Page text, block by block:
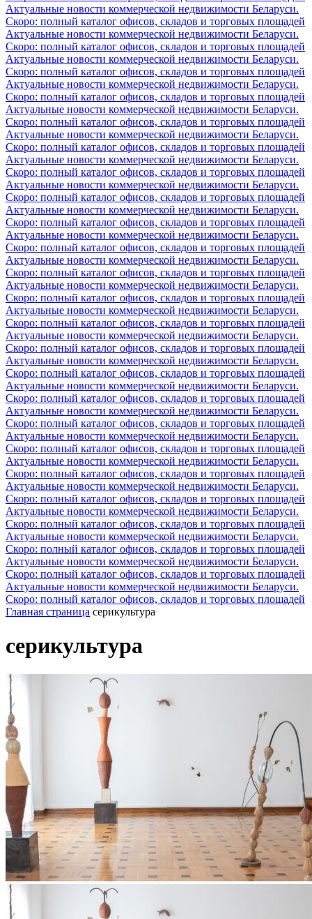
Актуальные новости коммерческой недвижимости Беларуси.
Скоро: полный каталог офисов, складов и торговых площадей
Актуальные новости коммерческой недвижимости Беларуси.
Скоро: полный каталог офисов, складов и торговых площадей
Актуальные новости коммерческой недвижимости Беларуси.
Скоро: полный каталог офисов, складов и торговых площадей
Актуальные новости коммерческой недвижимости Беларуси.
Скоро: полный каталог офисов, складов и торговых площадей
Актуальные новости коммерческой недвижимости Беларуси.
Скоро: полный каталог офисов, складов и торговых площадей
Актуальные новости коммерческой недвижимости Беларуси.
Скоро: полный каталог офисов, складов и торговых площадей
Актуальные новости коммерческой недвижимости Беларуси.
Скоро: полный каталог офисов, складов и торговых площадей
Актуальные новости коммерческой недвижимости Беларуси.
Скоро: полный каталог офисов, складов и торговых площадей
Актуальные новости коммерческой недвижимости Беларуси.
Скоро: полный каталог офисов, складов и торговых площадей
Актуальные новости коммерческой недвижимости Беларуси.
Скоро: полный каталог офисов, складов и торговых площадей
Актуальные новости коммерческой недвижимости Беларуси.
Скоро: полный каталог офисов, складов и торговых площадей
Актуальные новости коммерческой недвижимости Беларуси.
Скоро: полный каталог офисов, складов и торговых площадей
Актуальные новости коммерческой недвижимости Беларуси.
Скоро: полный каталог офисов, складов и торговых площадей
Актуальные новости коммерческой недвижимости Беларуси.
Скоро: полный каталог офисов, складов и торговых площадей
Актуальные новости коммерческой недвижимости Беларуси.
Скоро: полный каталог офисов, складов и торговых площадей
Актуальные новости коммерческой недвижимости Беларуси.
Скоро: полный каталог офисов, складов и торговых площадей
Актуальные новости коммерческой недвижимости Беларуси.
Скоро: полный каталог офисов, складов и торговых площадей
Актуальные новости коммерческой недвижимости Беларуси.
Скоро: полный каталог офисов, складов и торговых площадей
Актуальные новости коммерческой недвижимости Беларуси.
Скоро: полный каталог офисов, складов и торговых площадей
Актуальные новости коммерческой недвижимости Беларуси.
Скоро: полный каталог офисов, складов и торговых площадей
Актуальные новости коммерческой недвижимости Беларуси.
Скоро: полный каталог офисов, складов и торговых площадей
Актуальные новости коммерческой недвижимости Беларуси.
Скоро: полный каталог офисов, складов и торговых площадей
Актуальные новости коммерческой недвижимости Беларуси.
Скоро: полный каталог офисов, складов и торговых площадей
Актуальные новости коммерческой недвижимости Беларуси.
Скоро: полный каталог офисов, складов и торговых площадей
Главная страница серикультура
серикультура